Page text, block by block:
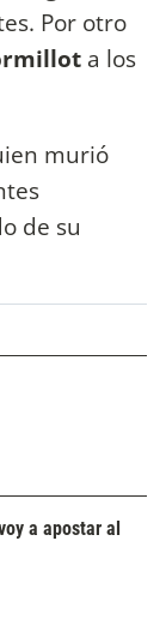
Por otro
a los
murió
de su
a apostar al